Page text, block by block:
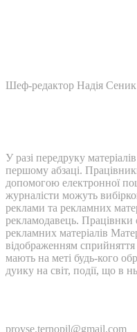
Шеф-редактор Надія Сеник
У разі передруку
першому абзаці.
допомогою електронної
журналісти можуть
реклами та рекламних
рекламодавець. Працівнки
рекламних матеріалів
відображенням
мають на меті будь-кого
дуику на світ, події, що в
provse.ternopil@gmail.com